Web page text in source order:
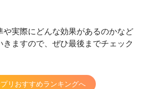
や実際にどんな効果があるのかなど
きますので、ぜひ最後までチェック
リおすすめランキングへ